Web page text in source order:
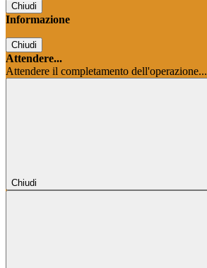
Chiudi
Informazione
Chiudi
Attendere...
Attendere il completamento dell'operazione...
Chiudi